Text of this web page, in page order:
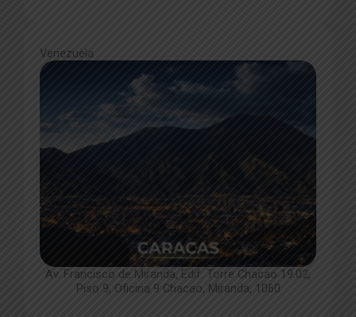
Venezuela
Av. Francisco de Miranda, Edif. Torre Chacao 19.02,
Piso 9, Oficina 9 Chacao, Miranda, 1060